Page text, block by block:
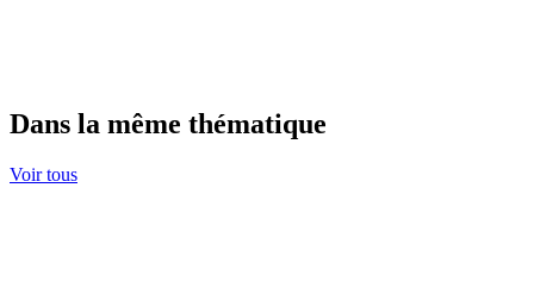
Dans la même thématique
Voir tous